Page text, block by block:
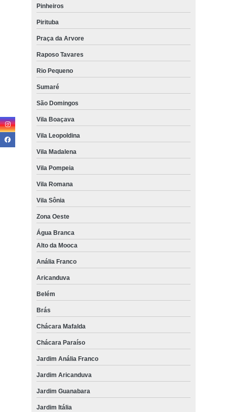
Pinheiros
Pirituba
Praça da Arvore
Raposo Tavares
Rio Pequeno
Sumaré
São Domingos
Vila Boaçava
Vila Leopoldina
Vila Madalena
Vila Pompeia
Vila Romana
Vila Sônia
Zona Oeste
Água Branca
Alto da Mooca
Anália Franco
Aricanduva
Belém
Brás
Chácara Mafalda
Chácara Paraíso
Jardim Anália Franco
Jardim Aricanduva
Jardim Guanabara
Jardim Itália